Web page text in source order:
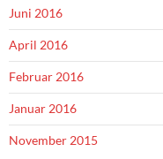
Juni 2016
April 2016
Februar 2016
Januar 2016
November 2015